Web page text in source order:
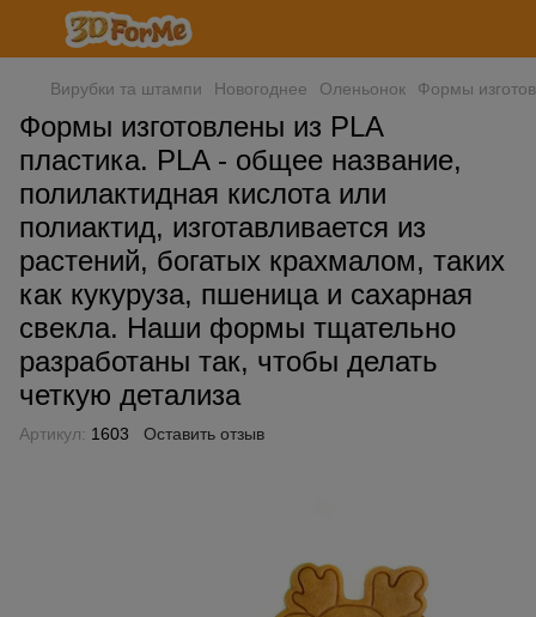
Вирубки та штампи Новогоднее Оленьонок Формы
Формы изготовлены из PLA
пластика. PLA - общее название,
полилактидная кислота или
полиактид, изготавливается из
растений, богатых крахмалом, таких
как кукуруза, пшеница и сахарная
свекла. Наши формы тщательно
разработаны так, чтобы делать
четкую детализа
Артикул: 1603 Оставить отзыв